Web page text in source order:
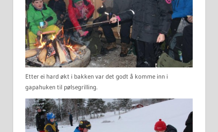
Etter ei hard økt i bakken var det godt å komme inn i
gapahuken til pølsegrilling.